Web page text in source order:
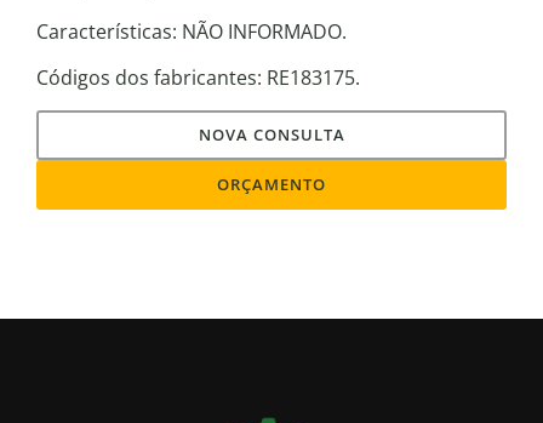
Características: NÃO INFORMADO.
Códigos dos fabricantes: RE183175.
NOVA CONSULTA
ORÇAMENTO